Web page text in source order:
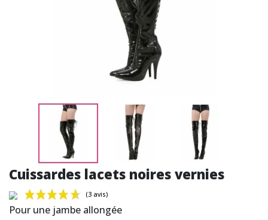
Cuissardes lacets noires vernies
Pour une jambe allongée